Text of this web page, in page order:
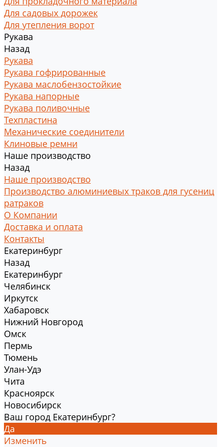
Для садовых дорожек
Для утепления ворот
Рукава
Назад
Рукава
Рукава гофрированные
Рукава маслобензостойкие
Рукава напорные
Рукава поливочные
Техпластина
Механические соединители
Клиновые ремни
Наше производство
Назад
Наше производство
Производство алюминиевых траков для гусениц
ратраков
О Компании
Доставка и оплата
Контакты
Екатеринбург
Назад
Екатеринбург
Челябинск
Иркутск
Хабаровск
Нижний Новгород
Омск
Пермь
Тюмень
Улан-Удэ
Чита
Красноярск
Новосибирск
Ваш город Екатеринбург?
Да
Изменить